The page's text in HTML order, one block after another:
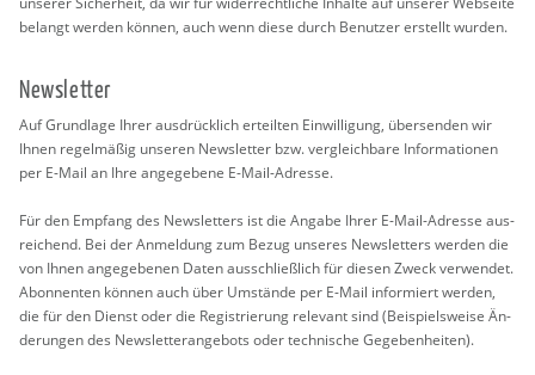
be­langt wer­den kön­nen, auch wenn diese durch Be­nut­zer er­stellt wur­den.
News­let­ter
Auf Grund­la­ge Ihrer aus­drück­lich er­teil­ten Ein­wil­li­gung, über­sen­den wir
Ihnen re­gel­mä­ßig un­se­ren News­let­ter bzw. ver­gleich­ba­re In­for­ma­tio­nen
per E-Mail an Ihre an­ge­ge­be­ne E-Mail-Adres­se.
Für den Emp­fang des News­let­ters ist die An­ga­be Ihrer E-Mail-Adres­se aus­
rei­chend. Bei der An­mel­dung zum Bezug un­se­res News­let­ters wer­den die
von Ihnen an­ge­ge­be­nen Daten aus­schlie­ß­lich für die­sen Zweck ver­wen­det.
Abon­nen­ten kön­nen auch über Um­stän­de per E-Mail in­for­miert wer­den,
die für den Dienst oder die Re­gis­trie­rung re­le­vant sind (Bei­spiels­wei­se Än­
de­run­gen des News­let­ter­an­ge­bots oder tech­ni­sche Ge­ge­ben­hei­ten).